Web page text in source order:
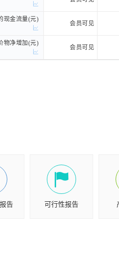
现金流量(元)
会员可见
物净增加(元)
会员可见
现金流量(元)
物净增加(元)
告 可行性报告